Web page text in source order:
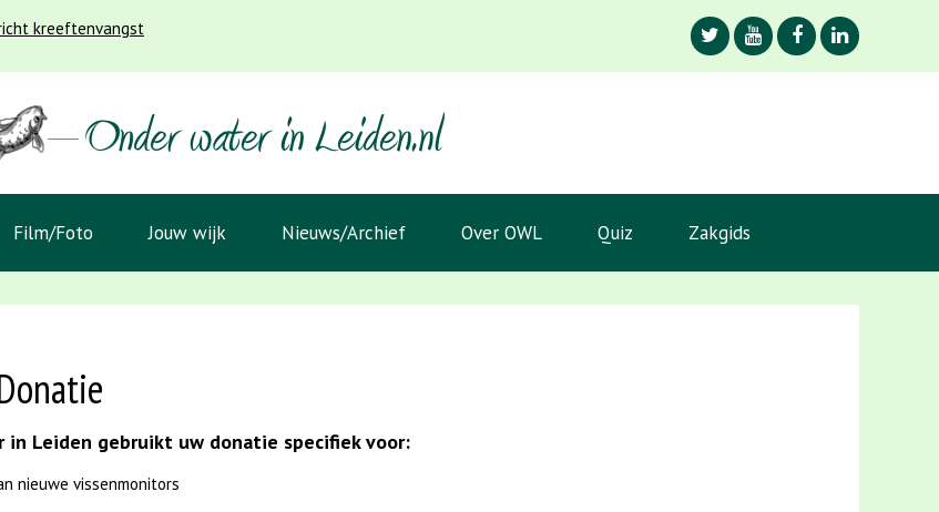
kreeftenvangst
Film/Foto Jouw wijk Nieuws/Archief Over OWL Quiz Zakgids
in Leiden gebruikt uw donatie specifiek voor:
nieuwe vissenmonitors